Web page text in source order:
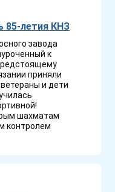
85-летия КНЗ
завода
к
приняли
и дети
шахматам
контролем